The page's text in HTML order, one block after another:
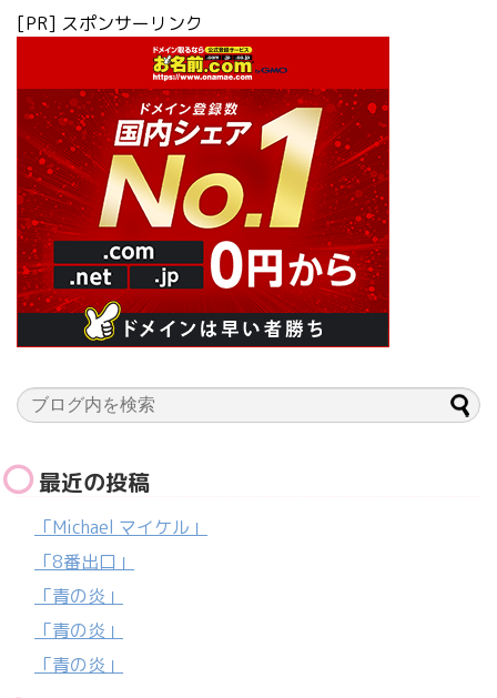
[PR] スポンサーリンク
最近の投稿
「Michael マイケル」
「8番出口」
「青の炎」
「青の炎」
「青の炎」